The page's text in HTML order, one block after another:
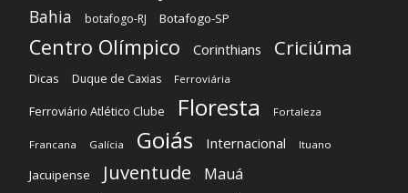
Bahia botafogo-RJ Botafogo-SP
Centro Olímpico Corinthians Criciúma
Dicas Duque de Caxias Ferroviária
Ferroviário Atlético Clube Floresta Fortaleza
Francana Galícia Goiás Internacional Ituano
Jacuipense Juventude Mauá